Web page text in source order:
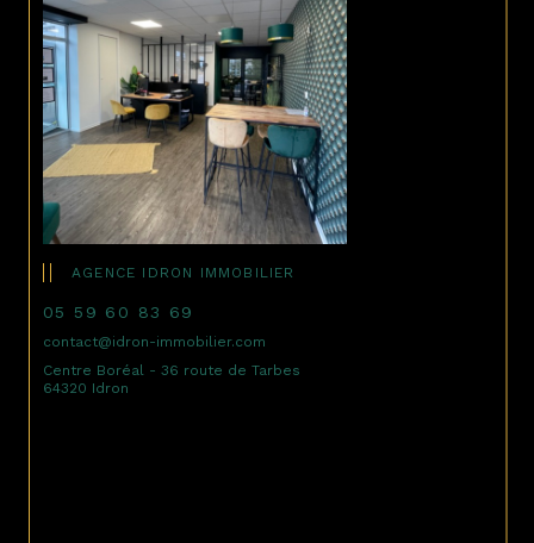
AGENCE IDRON IMMOBILIER
05 59 60 83 69
contact@idron-immobilier.com
Centre Boréal - 36 route de Tarbes
64320 Idron